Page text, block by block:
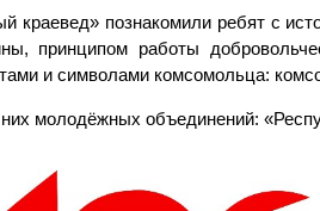
краевед» познакомили ребят с
принципом работы
и символами комсомольца:
молодёжных объединений: